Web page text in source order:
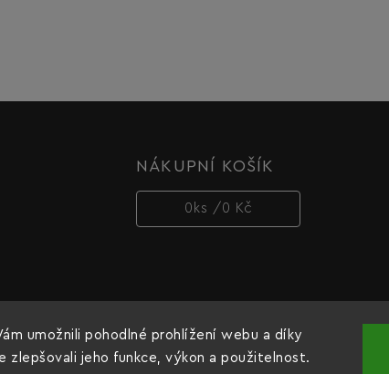
umožnili pohodlné prohlížení webu a díky
zlepšovali jeho funkce, výkon a použitelnost.
NÁKUPNÍ KOŠÍK
0 ks / 0 Kč
2026Dnipro-M cz. Všechna práva vyhrazena.